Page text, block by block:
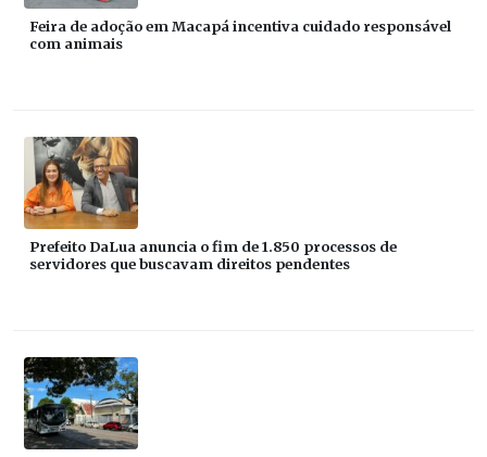
Feira de adoção em Macapá incentiva cuidado responsável
com animais
Prefeito DaLua anuncia o fim de 1.850 processos de
servidores que buscavam direitos pendentes